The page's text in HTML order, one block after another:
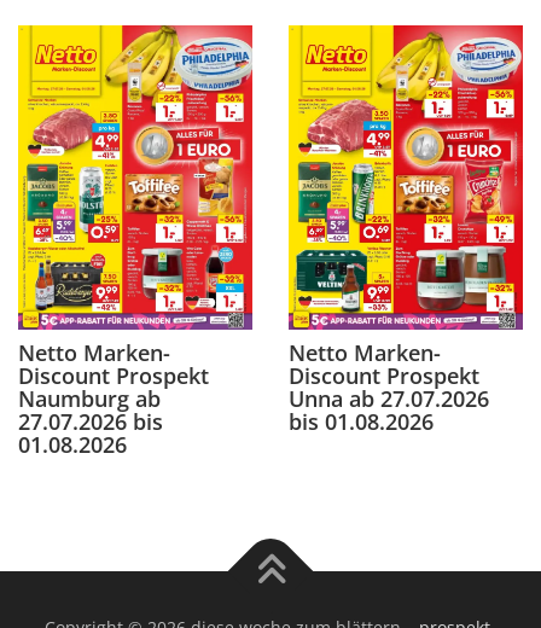
Netto Marken-
Discount Prospekt
Naumburg ab
27.07.2026 bis
01.08.2026
Netto Marken-
Discount Prospekt
Unna ab 27.07.2026
bis 01.08.2026